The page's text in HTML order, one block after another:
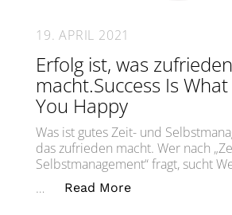
19. APRIL 2021
Erfolg ist, was zufrieden
macht.Success Is
You Happy
Was ist gutes Zeit- und
das zufrieden macht. Wer nach
Selbstmanagement“ fragt, sucht
…
Read More„Erfolg ist, was